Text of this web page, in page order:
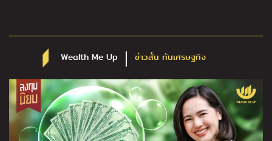
Wealth Me Up ข่าวสั้น ทันเศรษฐกิจ